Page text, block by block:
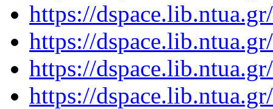
https://
https://
https://
https://